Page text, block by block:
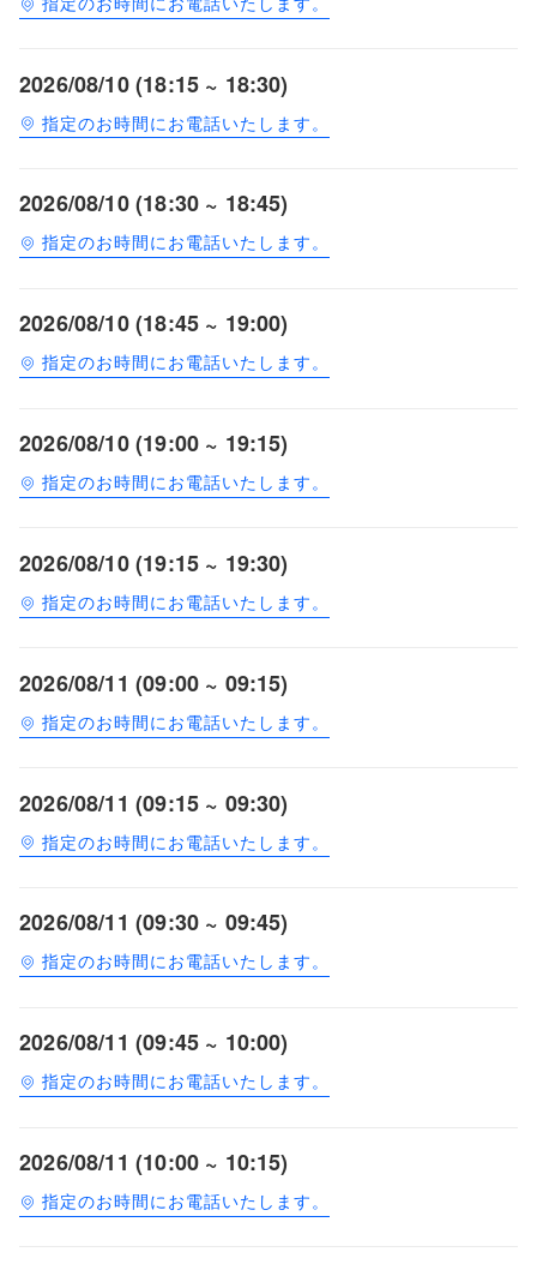
2026/08/10 (18:15 ~ 18:30)
指定のお時間にお電話いたします。
2026/08/10 (18:30 ~ 18:45)
指定のお時間にお電話いたします。
2026/08/10 (18:45 ~ 19:00)
指定のお時間にお電話いたします。
2026/08/10 (19:00 ~ 19:15)
指定のお時間にお電話いたします。
2026/08/10 (19:15 ~ 19:30)
指定のお時間にお電話いたします。
2026/08/11 (09:00 ~ 09:15)
指定のお時間にお電話いたします。
2026/08/11 (09:15 ~ 09:30)
指定のお時間にお電話いたします。
2026/08/11 (09:30 ~ 09:45)
指定のお時間にお電話いたします。
2026/08/11 (09:45 ~ 10:00)
指定のお時間にお電話いたします。
2026/08/11 (10:00 ~ 10:15)
指定のお時間にお電話いたします。